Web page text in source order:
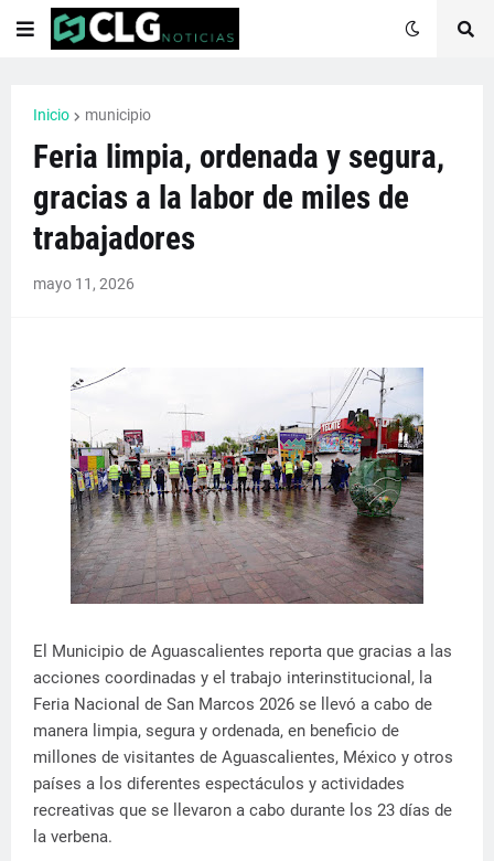
Inicio municipio
Feria limpia, ordenada y segura,
gracias a la labor de miles de
trabajadores
mayo 11, 2026
El Municipio de Aguascalientes reporta que gracias a las
acciones coordinadas y el trabajo interinstitucional, la
Feria Nacional de San Marcos 2026 se llevó a cabo de
manera limpia, segura y ordenada, en beneficio de
millones de visitantes de Aguascalientes, México y otros
países a los diferentes espectáculos y actividades
recreativas que se llevaron a cabo durante los 23 días de
la verbena.